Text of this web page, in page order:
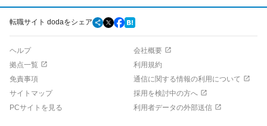
転職サイト dodaをシェア
ヘルプ
会社概要
拠点一覧
利用規約
免責事項
通信に関する情報の利用について
サイトマップ
採用を検討中の方へ
PCサイトを見る
利用者データの外部送信